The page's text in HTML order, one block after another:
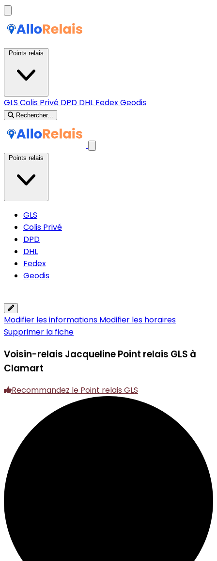
GLS Colis Privé DPD DHL FedexGeodis
Rechercher...
GLS
Colis Privé
DPD
DHL
Fedex
Geodis
Modifier les informations Modifier les horaires
Supprimer la fiche
Voisin-relais JacquelinePoint relais GLS à
Clamart
Recommandez le Point relais GLS